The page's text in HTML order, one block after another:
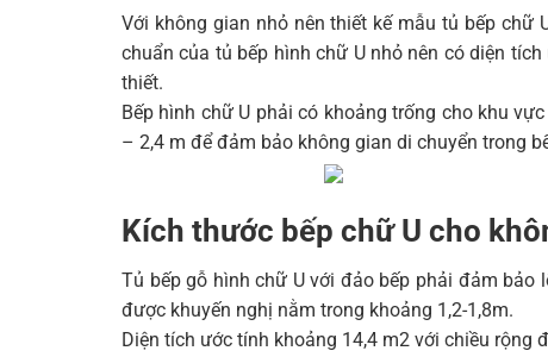
Với không gian nhỏ nên thiết kế mẫu tủ bếp chữ
chuẩn của tủ bếp hình chữ U nhỏ nên có diện
thiết.
Bếp hình chữ U phải có khoảng trống cho khu
– 2,4 m để đảm bảo không gian di chuyển trong
Kích thước bếp chữ U cho
Tủ bếp gỗ hình chữ U với đảo bếp phải đảm bảo
được khuyến nghị nằm trong khoảng 1,2-1,8m.
Diện tích ước tính khoảng 14,4 m2 với chiều rộng